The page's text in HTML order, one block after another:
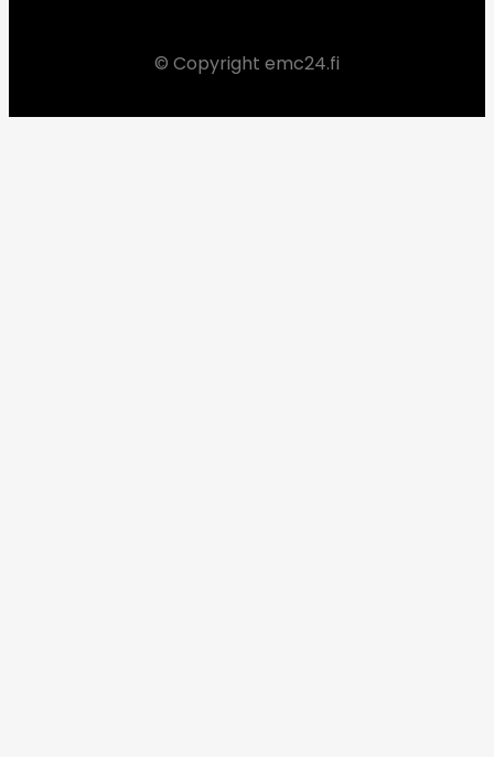
© Copyright emc24.fi